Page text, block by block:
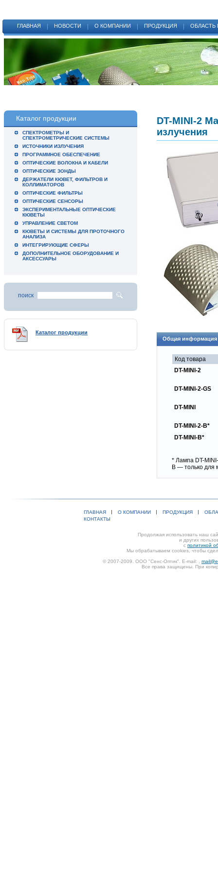
ГЛАВНАЯ НОВОСТИ О КОМПАНИИ ПРОДУКЦИЯ ОБЛАСТЬ
Каталог продукции
СПЕКТРОМЕТРЫ И
СПЕКТРОМЕТРИЧЕСКИЕ СИСТЕМЫ
ИСТОЧНИКИ ИЗЛУЧЕНИЯ
ПРОГРАММНОЕ ОБЕСПЕЧЕНИЕ
ОПТИЧЕСКИЕ ВОЛОКНА И КАБЕЛИ
ОПТИЧЕСКИЕ ЗОНДЫ
ДЕРЖАТЕЛИ КЮВЕТ, ФИЛЬТРОВ И
КОЛЛИМАТОРОВ
ОПТИЧЕСКИЕ ФИЛЬТРЫ
ОПТИЧЕСКИЕ СЕНСОРЫ
ЭКСПЕРИМЕНТАЛЬНЫЕ ОПТИЧЕСКИЕ
КЮВЕТЫ
УПРАВЛЕНИЕ СВЕТОМ
КЮВЕТЫ И СИСТЕМЫ ДЛЯ ПРОТОЧНОГО
АНАЛИЗА
ИНТЕГРИРУЮЩИЕ СФЕРЫ
ДОПОЛНИТЕЛЬНОЕ ОБОРУДОВАНИЕ И
АКСЕССУАРЫ
поиск
Каталог продукции
DT-MINI-2
излучения
Общая информация
Код товара
DT-MINI-2
DT-MINI-2-GS
DT-MINI
DT-MINI-2-B*
DT-MINI-B*
* Лампа DT-
B — только для
ГЛАВНАЯ О КОМПАНИИ ПРОДУКЦИЯ
КОНТАКТЫ
Продолжая использовать наш
и других
с политикой
Мы обрабатываем cookies, чтобы
© 2007-2009. ООО "Сенс-Оптик". E-mail:
Все права защищены. При